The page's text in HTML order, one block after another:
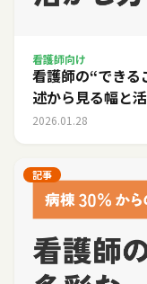
看護師向け
看護師の“できる
述から見る幅と
2026.01.28
記事